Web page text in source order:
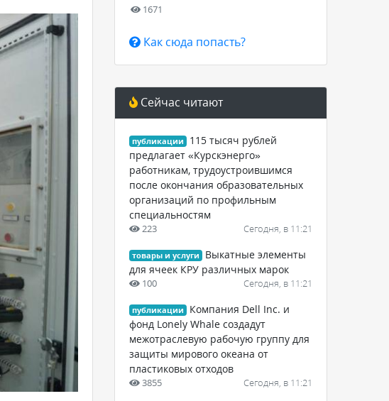
HYUNDAI для любых задач
1671
Как сюда попасть?
Сейчас читают
публикации
115 тысяч рублей
предлагает «Курскэнерго»
работникам, трудоустроившимся
после окончания образовательных
организаций по профильным
специальностям
223 Сегодня, в 11:21
товары и услуги
Выкатные элементы
для ячеек КРУ различных марок
100 Сегодня, в 11:21
публикации
Компания Dell Inc. и
фонд Lonely Whale создадут
межотраслевую рабочую группу для
защиты мирового океана от
пластиковых отходов
3855 Сегодня, в 11:21